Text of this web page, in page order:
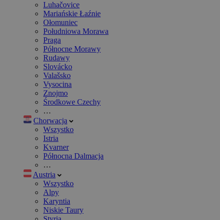
Luhačovice
Mariańskie Łaźnie
Ołomuniec
Południowa Morawa
Praga
Północne Morawy
Rudawy
Slovácko
Valašsko
Vysocina
Znojmo
Środkowe Czechy
…
Chorwacja
Wszystko
Istria
Kvarner
Północna Dalmacja
…
Austria
Wszystko
Alpy
Karyntia
Niskie Taury